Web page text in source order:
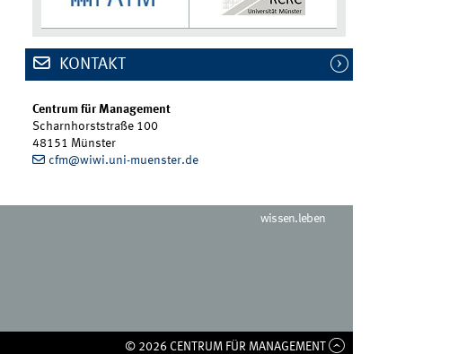
KONTAKT
Centrum für Management
Scharnhorststraße 100
48151 Münster
cfm@wiwi.uni-muenster.de
wissen.leben
© 2026 CENTRUM FÜR MANAGEMENT